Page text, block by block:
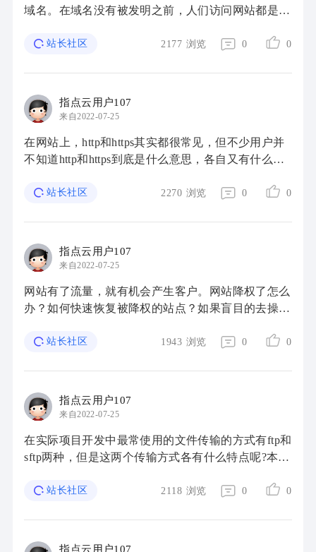
域名。在域名没有被发明之前，人们访问网站都是通
IP地址不直观，而且用户记忆十分不方便，于 ...
站长社区 2177 浏览 0 0
指点云用户107
来自2022-07-25
在网站上，http和https其实都很常见，但不少用户并
不知道http和https到底是什么意思，各自又有什么区
别。 HTTP、HTTPS是什么？ HTTP（Hypert ...
站长社区 2270 浏览 0 0
指点云用户107
来自2022-07-25
网站有了流量，就有机会产生客户。网站降权了怎么
办？如何快速恢复被降权的站点？如果盲目的去操
章可以帮助大家，带大家了解降权恢复的知识，少 ...
站长社区 1943 浏览 0 0
指点云用户107
来自2022-07-25
在实际项目开发中最常使用的文件传输的方式有ftp和
sftp两种，但是这两个传输方式各有什么特点呢?本文
协议。在网站上，如果你想把文件和人共 ...
站长社区 2118 浏览 0 0
指点云用户107